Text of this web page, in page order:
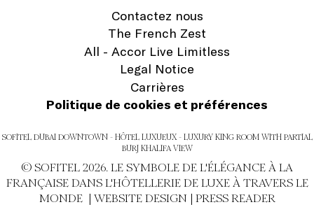
Contactez nous
The French Zest
All - Accor Live Limitless
Legal Notice
Carrières
Politique de cookies et préférences
SOFITEL DUBAI DOWNTOWN - HÔTEL LUXUEUX - LUXURY KING ROOM WITH PARTIAL
BURJ KHALIFA VIEW
© SOFITEL 2026. LE SYMBOLE DE L'ÉLÉGANCE À LA
FRANÇAISE DANS L'HÔTELLERIE DE LUXE À TRAVERS LE
MONDE | WEBSITE DESIGN | PRESS READER